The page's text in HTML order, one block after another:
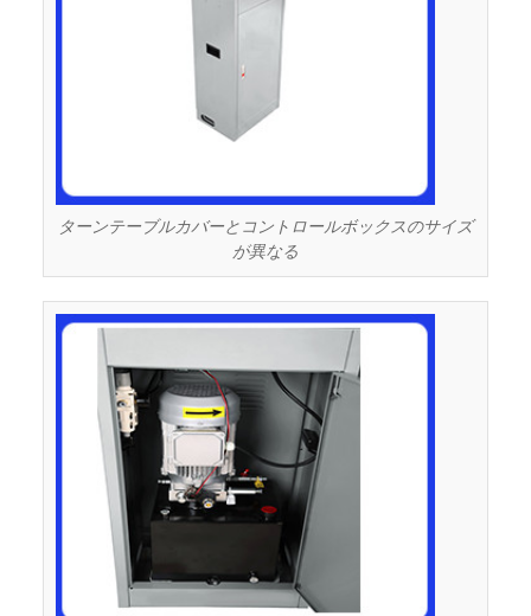
ターンテーブルカバーとコントロールボックスのサイズ
が異なる